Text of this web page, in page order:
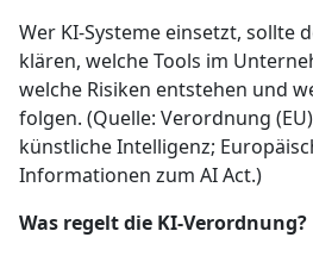
Wer KI-Systeme einsetzt, sollte
klären, welche Tools im
welche Risiken entstehen und
folgen. (Quelle: Verordnung
künstliche Intelligenz;
Informationen zum AI Act.)
Was regelt die KI-Verordnung?